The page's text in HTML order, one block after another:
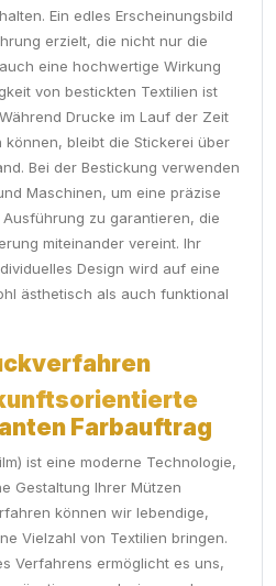
Ein edles Erscheinungsbild
erzielt, die nicht nur die
eine hochwertige Wirkung
von bestickten Textilien ist
Drucke im Lauf der Zeit
bleibt die Stickerei über
Bei der Bestickung verwenden
Maschinen, um eine präzise
zu garantieren, die
miteinander vereint. Ihr
Design wird auf eine
ästhetisch als auch funktional
Farbauftrag
ist eine moderne Technologie,
Gestaltung Ihrer Mützen
können wir lebendige,
Vielzahl von Textilien bringen.
Verfahrens ermöglicht es uns,